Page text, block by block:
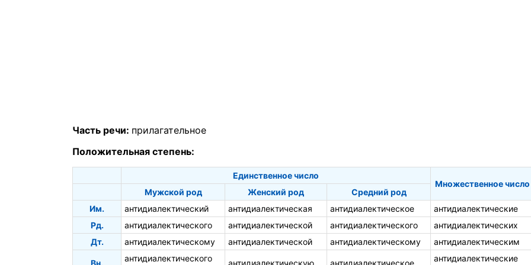
Часть речи: прилагательное
Положительная степень:
Единственное число
Множественное число
Мужской род
Женский род
Средний род
Им.
антидиалектический антидиалектическая антидиалектическое
антидиалектические
Рд.
антидиалектического антидиалектической антидиалектического
антидиалектических
Дт.
антидиалектическому антидиалектической антидиалектическому антидиалектическим
антидиалектического
антидиалектические